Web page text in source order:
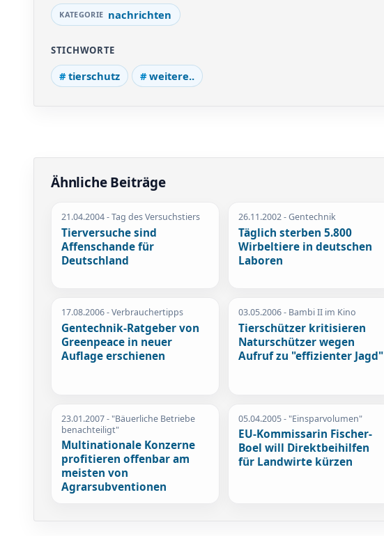
nachrichten
STICHWORTE
tierschutz weitere..
Ähnliche Beiträge
21.04.2004- Tag des Versuchstiers
Tierversuche sind
Affenschande für
Deutschland
26.11.2002- Gentechnik
Täglich sterben 5.800
Wirbeltiere in deutschen
Laboren
17.08.2006- Verbrauchertipps
Gentechnik-Ratgeber von
Greenpeace in neuer
Auflage erschienen
03.05.2006- Bambi II im Kino
Tierschützer kritisieren
Naturschützer wegen
Aufruf zu "effizienter Jagd"
23.01.2007- "Bäuerliche Betriebe
benachteiligt"
Multinationale Konzerne
profitieren offenbar am
meisten von
Agrarsubventionen
05.04.2005- "Einsparvolumen"
EU-Kommissarin Fischer-
Boel will Direktbeihilfen
für Landwirte kürzen